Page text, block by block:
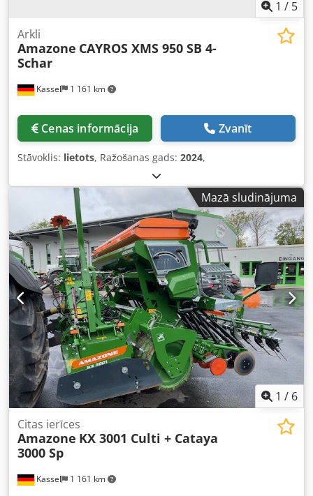
1 / 5
Kassel 1 161 km
Arkli
Amazone CAYROS XMS 950 SB 4-
Schar
Cenas informācija Zvanīt
Stāvoklis: lietots, Ražošanas gads: 2024,
Mazā sludinājuma
1 / 6
Kassel 1 161 km
Citas ierīces
Amazone KX 3001 Culti + Cataya
3000 Sp